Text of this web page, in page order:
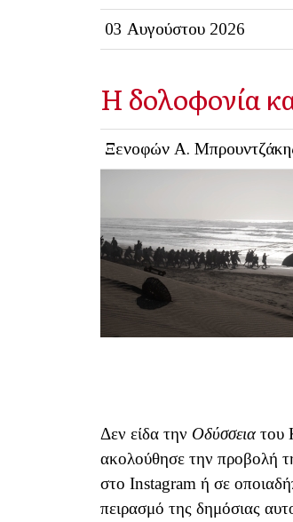
03 Αυγούστου 2026
Η δολοφονία
Ξενοφών Α.
Δεν είδα την Οδύσσειατου
ακολούθησε την προβολή
στο Instagram ή σε
πειρασμό της δημόσιας